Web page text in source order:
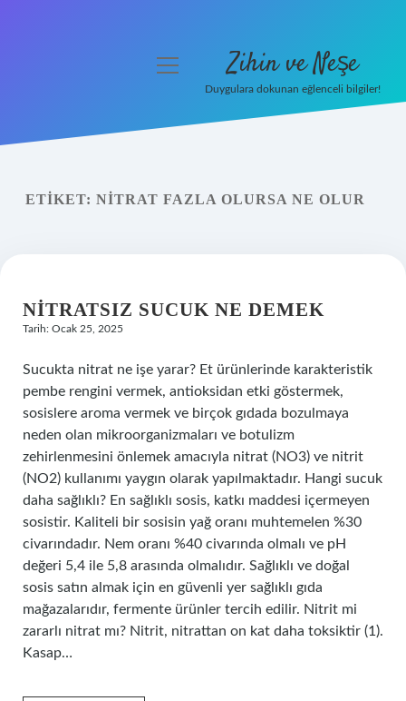
Yasal Uyarı
menüyü
Zihin ve Neşe
Duygulara dokunan eğlenceli bilgiler!
ETIKET: NITRAT FAZLA OLURSA NE OLUR
NITRATSIZ SUCUK NE DEMEK
Tarih: Ocak 25, 2025
Sucukta nitrat ne işe yarar? Et ürünlerinde karakteristik
pembe rengini vermek, antioksidan etki göstermek,
sosislere aroma vermek ve birçok gıdada bozulmaya
neden olan mikroorganizmaları ve botulizm
zehirlenmesini önlemek amacıyla nitrat (NO3) ve nitrit
(NO2) kullanımı yaygın olarak yapılmaktadır. Hangi sucuk
daha sağlıklı? En sağlıklı sosis, katkı maddesi içermeyen
sosistir. Kaliteli bir sosisin yağ oranı muhtemelen %30
civarındadır. Nem oranı %40 civarında olmalı ve pH
değeri 5,4 ile 5,8 arasında olmalıdır. Sağlıklı ve doğal
sosis satın almak için en güvenli yer sağlıklı gıda
mağazalarıdır, fermente ürünler tercih edilir. Nitrit mi
zararlı nitrat mı? Nitrit, nitrattan on kat daha toksiktir (1).
Kasap…